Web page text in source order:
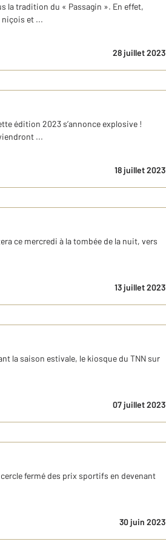
la tradition du « Passagin ». En effet,
niçois et ...
28 juillet 2023
édition 2023 s’annonce explosive !
...
18 juillet 2023
ce mercredi à la tombée de la nuit, vers
13 juillet 2023
la saison estivale, le kiosque du TNN sur
07 juillet 2023
fermé des prix sportifs en devenant
30 juin 2023